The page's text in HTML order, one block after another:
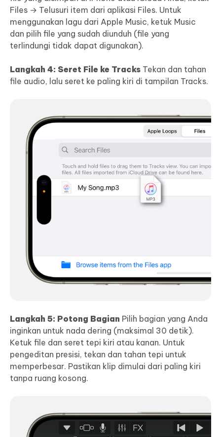
Files → Telusuri item dari aplikasi Files. Untuk
menggunakan lagu dari Apple Music, ketuk Music
dan pilih file yang sudah diunduh (file yang
terlindungi tidak dapat digunakan).
Langkah 4: Seret File ke Tracks Tekan dan tahan
file audio, lalu seret ke paling kiri di tampilan Tracks.
Langkah 5: Potong Bagian Pilih bagian yang Anda
inginkan untuk nada dering (maksimal 30 detik).
Ketuk file dan seret tepi kiri atau kanan. Untuk
pengeditan presisi, tekan dan tahan tepi untuk
memperbesar. Pastikan klip dimulai dari paling kiri
tanpa ruang kosong.